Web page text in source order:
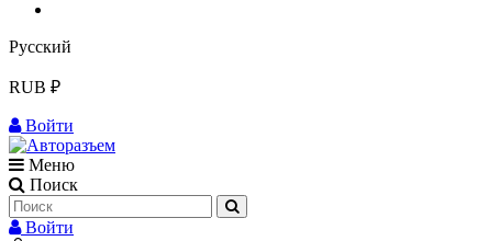
Русский
RUB ₽
Войти
Меню
Поиск
Войти